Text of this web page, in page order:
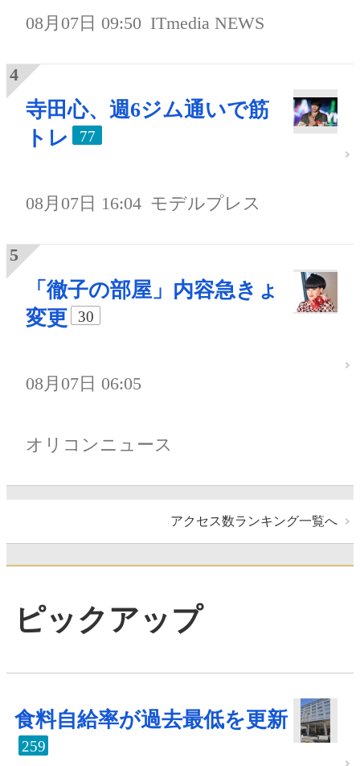
08月07日 09:50 ITmedia NEWS
寺田心、週6ジム通いで筋
トレ
77
08月07日 16:04 モデルプレス
「徹子の部屋」内容急きょ
変更
30
08月07日 06:05
オリコンニュース
アクセス数ランキング一覧へ
ピックアップ
食料自給率が過去最低を更新
259